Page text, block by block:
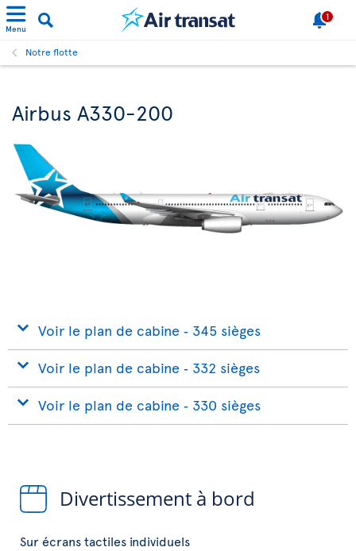
Menu
1
Notre flotte
Airbus A330-200
Voir le plan de cabine ‐ 345 sièges
Voir le plan de cabine ‐ 332 sièges
Voir le plan de cabine ‐ 330 sièges
Divertissement à bord
Sur écrans tactiles individuels